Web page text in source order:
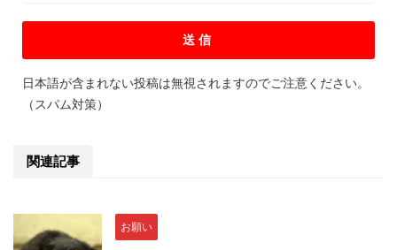
日本語が含まれない投稿は無視されますのでご注意ください。
（スパム対策）
関連記事
お願い